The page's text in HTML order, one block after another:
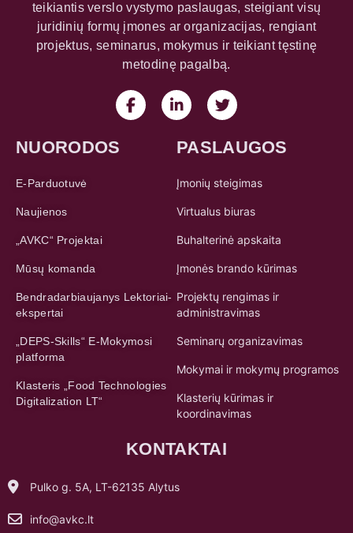
teikiantis verslo vystymo paslaugas, steigiant visų
juridinių formų įmones ar organizacijas, rengiant
projektus, seminarus, mokymus ir teikiant tęstinę
metodinę pagalbą.
NUORODOS
E-Parduotuvė
Naujienos
„AVKC“ Projektai
Mūsų komanda
Bendradarbiaujanys Lektoriai-
ekspertai
„DEPS-Skills“ E-Mokymosi
platforma
Klasteris „Food Technologies
Digitalization LT“
PASLAUGOS
Įmonių steigimas
Virtualus biuras
Buhalterinė apskaita
Įmonės brando kūrimas
Projektų rengimas ir
administravimas
Seminarų organizavimas
Mokymai ir mokymų programos
Klasterių kūrimas ir
koordinavimas
KONTAKTAI
Pulko g. 5A, LT-62135 Alytus
info@avkc.lt